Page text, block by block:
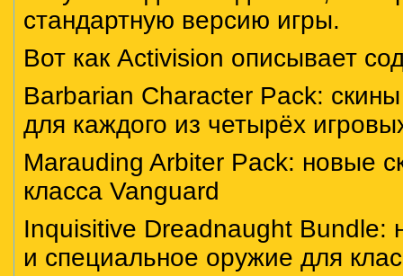
стандартную версию игры.
Вот как Activision описывает
Barbarian Character Pack:
для каждого из четырёх
Marauding Arbiter Pack: новые
класса Vanguard
Inquisitive Dreadnaught
и специальное оружие для